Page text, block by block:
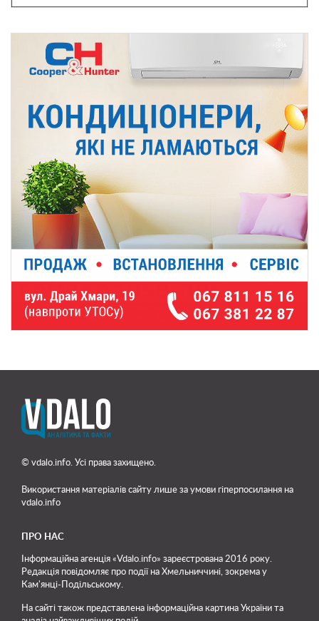
© vdalo.info. Усі права захищено.
Використання матеріалів сайту лише за умови гіперпосилання на
vdalo.info
ПРО НАС
Інформаційна агенція «Vdalo.info» зареєстрована 2016 року.
Редакція повідомляє про події на Хмельниччині, зокрема у
Кам'янці-Подільському.
На сайті також представлена інформаційна картина України та